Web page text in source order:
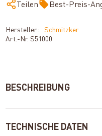
Teilen Best-Preis-
Hersteller:
Schmitzker
Art.-Nr.S51000
BESCHREIBUNG
TECHNISCHE DATEN